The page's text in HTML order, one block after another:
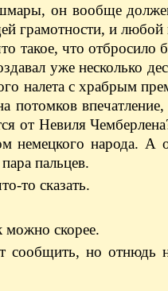
он вообще
грамотности, и
что отбросило
уже несколько
налета с храбрым
потомков
от Невиля
немецкого народа. А
пальцев.
то сказать.
можно скорее.
сообщить, но отнюдь